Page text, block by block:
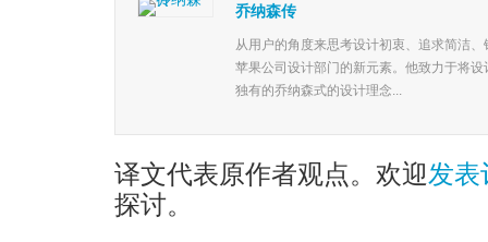
乔纳森传
从用户的角度来思考设计初衷、追求简洁
苹果公司设计部门的新元素。他致力于将
独有的乔纳森式的设计理念...
译文代表原作者观点。欢迎发表
探讨。